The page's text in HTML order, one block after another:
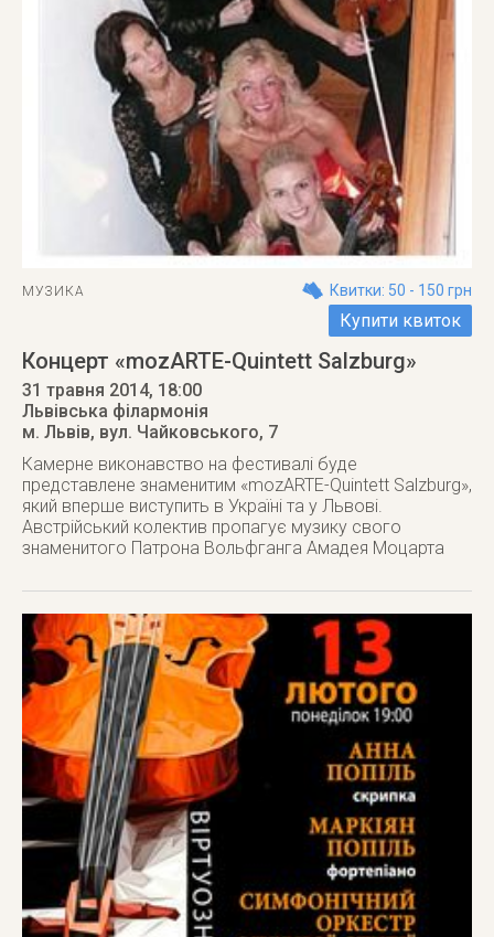
МУЗИКА Квитки: 50 - 150 грн
Купити квиток
Концерт «mozARTE-Quintett Salzburg»
31 травня 2014, 18:00
Львівська філармонія
м. Львів, вул. Чайковського, 7
Камерне виконавство на фестивалі буде
представлене знаменитим «mozARTE-Quintett Salzburg»,
який вперше виступить в Україні та у Львові.
Австрійський колектив пропагує музику свого
знаменитого Патрона Вольфганга Амадея Моцарта